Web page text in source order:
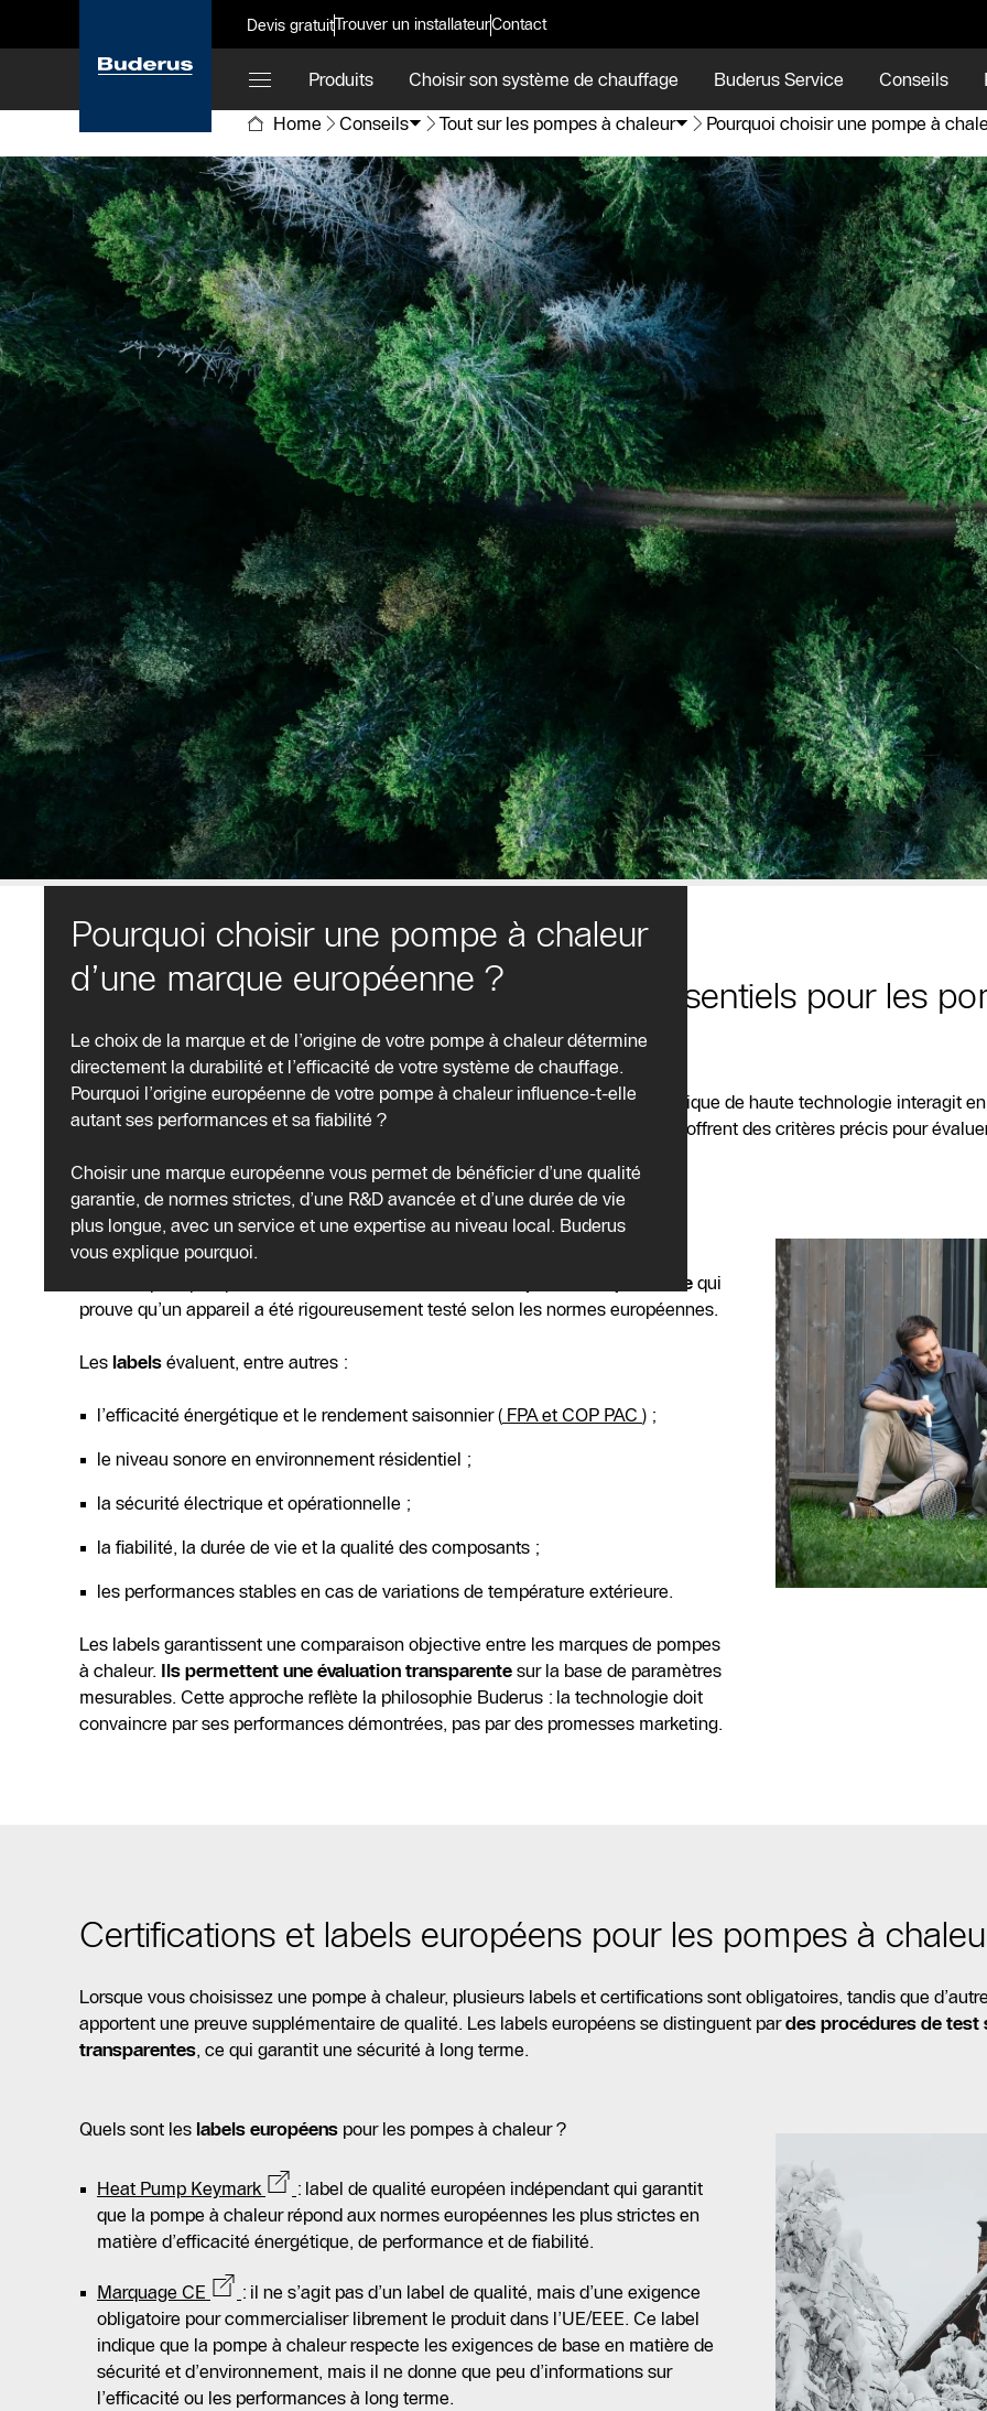
Devis gratuitTrouver un installateurContact
Produits Choisir son système de chauffage Buderus Service Conseils
Home
Conseils Tout sur les pompes à chaleur Pourquoi choisir une pompe à
Pourquoi choisir une pompe à chaleur
d’une marque européenne ?
Le choix de la marque et de l’origine de votre pompe à chaleur détermine
directement la durabilité et l’efficacité de votre système de chauffage.
Pourquoi l’origine européenne de votre pompe à chaleur influence-t-elle
autant ses performances et sa fiabilité ?
Choisir une marque européenne vous permet de bénéficier d’une qualité
garantie, de normes strictes, d’une R&D avancée et d’une durée de vie
plus longue, avec un service et une expertise au niveau local. Buderus
vous explique pourquoi.
Pourquoi les labels de qualité sont-ils essentiels pour les
chaleur ?
Vous ne choisissez pas unepompe à chaleur au hasard. Ce système énergétique de haute technologie interagit
votre habitation et influence directement votre confort. Les
offrent des critères précis pour
Qu’est-ce qu’un label pour pompe à chaleur ?
certification de qualité indépendante qui
prouve qu’un appareil a été rigoureusement testé selon les normes européennes.
Les labels évaluent, entre autres :
l’efficacité énergétique et le rendement saisonnier ( FPA et COP PAC ) ;
le niveau sonore en environnement résidentiel ;
la sécurité électrique et opérationnelle ;
la fiabilité, la durée de vie et la qualité des composants ;
les performances stables en cas de variations de température extérieure.
Les labels garantissent une comparaison objective entre les marques de pompes
à chaleur. Ils permettent une évaluation transparente sur la base de paramètres
mesurables. Cette approche reflète la philosophie Buderus : la technologie doit
convaincre par ses performances démontrées, pas par des promesses marketing.
Certifications et labels européens pour les pompes à
Lorsque vous choisissez une pompe à chaleur, plusieurs labels et certifications sont obligatoires, tandis que
apportent une preuve supplémentaire de qualité. Les labels européens se distinguent pardes procédures de
transparentes, ce qui garantit une sécurité à long terme.
Quels sont les labels européens pour les pompes à chaleur ?
Heat Pump Keymark
: label de qualité européen indépendant qui garantit
que la pompe à chaleur répond aux normes européennes les plus strictes en
matière d’efficacité énergétique, de performance et de fiabilité.
Marquage CE
: il ne s’agit pas d’un label de qualité, mais d’une exigence
obligatoire pour commercialiser librement le produit dans l’UE/EEE. Ce label
indique que la pompe à chaleur respecte les exigences de base en matière de
sécurité et d’environnement, mais il ne donne que peu d’informations sur
l’efficacité ou les performances à long terme.